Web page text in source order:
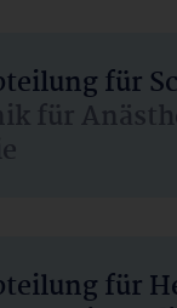
für
für
für